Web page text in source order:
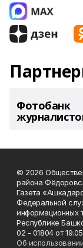
Фотобанк
© 2026
района
Газета
Федеральной
информационных
Республике
02 - 01804 от
Об